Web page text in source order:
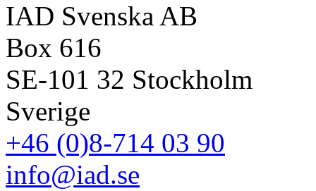
IAD Svenska AB
Box 616
SE-101 32 Stockholm
Sverige
+46 (0)8-714 03 90
info@iad.se